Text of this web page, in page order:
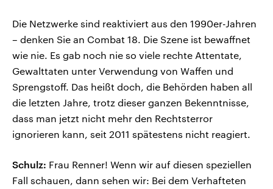
Die Netzwerke sind reaktiviert aus den 1990er-Jahren
– denken Sie an Combat 18. Die Szene ist bewaffnet
wie nie. Es gab noch nie so viele rechte Attentate,
Gewalttaten unter Verwendung von Waffen und
Sprengstoff. Das heißt doch, die Behörden haben all
die letzten Jahre, trotz dieser ganzen Bekenntnisse,
dass man jetzt nicht mehr den Rechtsterror
ignorieren kann, seit 2011 spätestens nicht reagiert.
Schulz: Frau Renner! Wenn wir auf diesen speziellen
Fall schauen, dann sehen wir: Bei dem Verhafteten